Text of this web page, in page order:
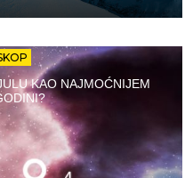
KAO NAJMOĆNIJEM